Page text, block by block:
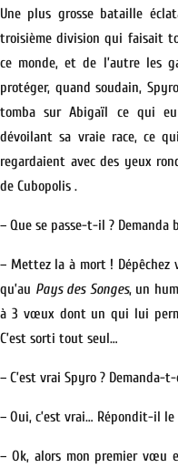
Une plus grosse bataille
troisième division qui faisait
ce monde, et de l’autre les
protéger, quand soudain,
tomba sur Abigaïl ce qui
dévoilant sa vraie race, ce
regardaient avec des yeux
de Cubopolis .
– Que se passe-t-il ? Demanda
– Mettez la à mort ! Dépêchez
qu’au Pays des Songes, un
à 3 vœux dont un qui lui
C’est sorti tout seul…
– C’est vrai Spyro ? Demanda-
– Oui, c’est vrai… Répondit-il
– Ok, alors mon premier vœu